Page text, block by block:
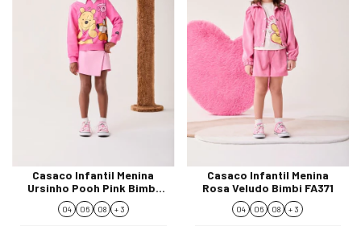
Casaco Infantil Menina
Ursinho Pooh Pink Bimbi
FA521
04 06 08 + 3
Casaco Infantil Menina
Rosa Veludo Bimbi FA371
04 06 08 + 3